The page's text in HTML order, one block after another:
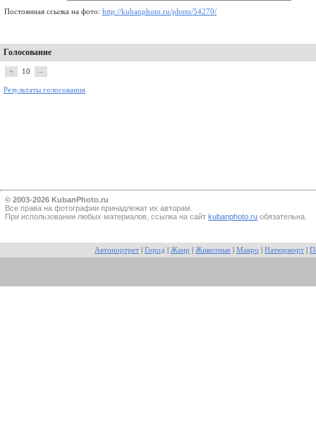
Постоянная ссылка на фото: http://kubanphoto.ru/photo/54270/
Голосование
+ 10 –
Результаты голосования
© 2003-2026 KubanPhoto.ru
Все прaва на фотографии принадлежат их авторам.
При использовании любых материалов, ссылка на сайт kubanphoto.ru обязательна.
Автопортрет Город Жанр Животные Макро Натюрморт